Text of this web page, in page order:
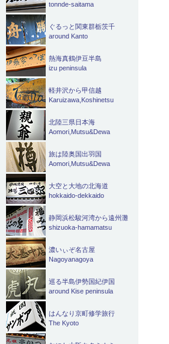
tonnde-saitama
ぐるっと関東群栃茨千
around Kanto
熱海真鶴伊豆半島
izu peninsula
軽井沢から甲信越
Karuizawa,Koshinetsu
北陸三県日本海
Aomori,Mutsu&Dewa
旅は陸奥国出羽国
Aomori,Mutsu&Dewa
大空と大地の北海道
hokkaido-dekkaido
静岡浜松駿河湾から遠州灘
shizuoka-hamamatsu
濃いぃぞ名古屋
Nagoyanagoya
巡る半島伊勢国紀伊国
around Kise peninsula
はんなり京町修学旅行
The Kyoto